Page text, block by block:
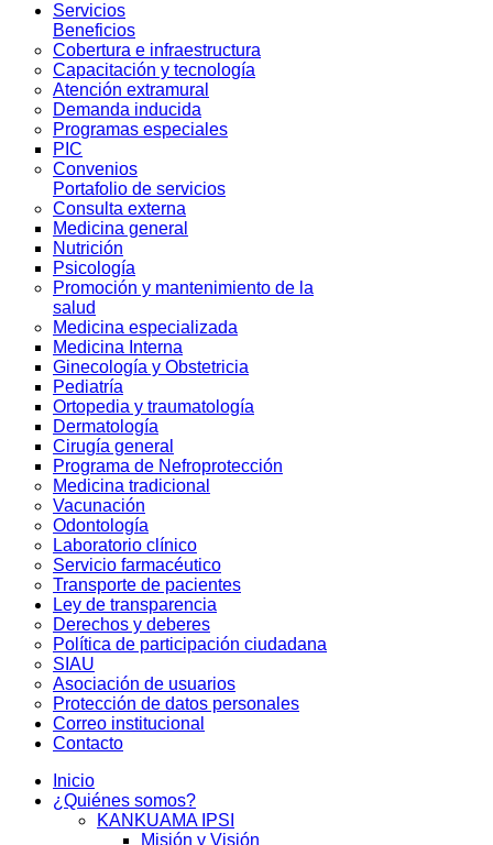
Servicios
Beneficios
Cobertura e infraestructura
Capacitación y tecnología
Atención extramural
Demanda inducida
Programas especiales
PIC
Convenios
Portafolio de servicios
Consulta externa
Medicina general
Nutrición
Psicología
Promoción y mantenimiento de la
salud
Medicina especializada
Medicina Interna
Ginecología y Obstetricia
Pediatría
Ortopedia y traumatología
Dermatología
Cirugía general
Programa de Nefroprotección
Medicina tradicional
Vacunación
Odontología
Laboratorio clínico
Servicio farmacéutico
Transporte de pacientes
Ley de transparencia
Derechos y deberes
Política de participación ciudadana
SIAU
Asociación de usuarios
Protección de datos personales
Correo institucional
Contacto
Inicio
¿Quiénes somos?
KANKUAMA IPSI
Misión y Visión